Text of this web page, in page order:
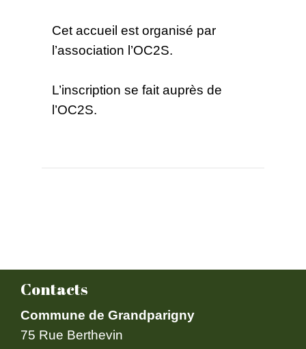
Cet accueil est organisé par
l’association l’OC2S.
L’inscription se fait auprès de
l’OC2S.
Contacts
Commune de Grandparigny
75 Rue Berthevin